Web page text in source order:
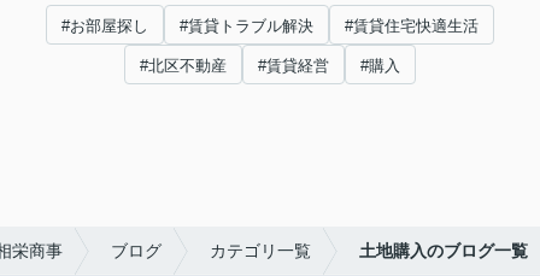
#お部屋探し #賃貸トラブル解決 #賃貸住宅快適生活
#北区不動産 #賃貸経営 #購入
栄商事 ブログ カテゴリ一覧 土地購入のブログ一覧